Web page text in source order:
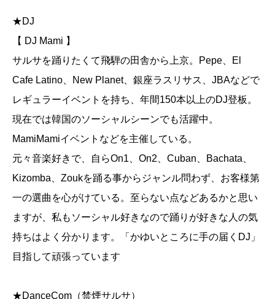
★DJ
【 DJ Mami 】
サルサを踊りたくて飛騨の田舎から上京。Pepe、El
Cafe Latino、New Planet、銀座ラスリサス、JBAなどで
レギュラーイベントを持ち、年間150本以上のDJ登板。
現在では韓国のソーシャルシーンでも活躍中。
MamiMamiイベントなどを主催している。
元々音楽好きで、自らOn1、On2、Cuban、Bachata、
Kizomba、Zoukを踊る事からジャンル問わず、お客様第
一の選曲を心がけている。至らない点などあるかと思い
ますが、私もソーシャル好きなので踊りが好きな人の気
持ちはよく分かります。「かゆいところに手の届くDJ」
目指して頑張っています
★DanceCom（禁煙サルサ）